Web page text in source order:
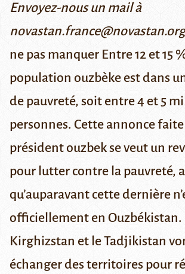
Envoyez-nous un mail à
novastan.france@novastan.org
ne pas manquer Entre 12 et 15
population ouzbèke est dans
de pauvreté, soit entre 4 et 5
personnes. Cette annonce
président ouzbek se veut un
pour lutter contre la pauvreté,
qu’auparavant cette dernière
officiellement en Ouzbékistan.
Kirghizstan et le Tadjikistan
échanger des territoires pour